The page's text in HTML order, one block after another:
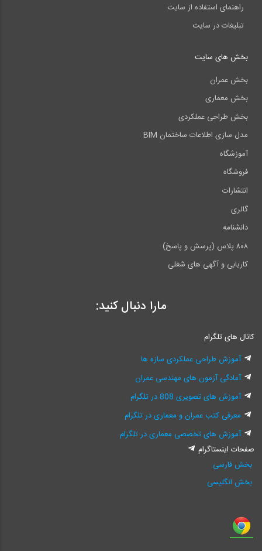
راهنمای استفاده از سایت
تبلیغات در سایت
بخش های سایت
بخش عمران
بخش معماری
بخش طراحی عملکردی
مدل سازی اطلاعات ساختمان BIM
آموزشگاه
فروشگاه
انتشارات
گالری
دانشنامه
۸۰۸ پلاس (پرسش و پاسخ)
کاریابی و آگهی های شغلی
مارا دنبال کنید:
کانال های تلگرام
آموزش طراحی عملکردی سازه ها
آمادگی آزمون های مهندسی عمران
آموزش های تصویری 808 در تلگرام
معرفی کتب عمران و معماری در تلگرام
آموزش های تخصصی معماری در تلگرام
صفحات اینستاگرام
بخش فارسی
بخش انگلیسی